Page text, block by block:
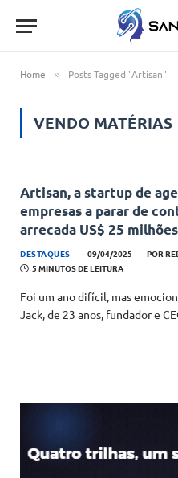
Home » Posts Tagged "Artisan"
VENDO
Artisan, a startup de
empresas a parar de
arrecada US$ 25 milhões
DESTAQUES 09/04/2025 POR
5 MINUTOS DE LEITURA
Foi um ano difícil, mas
Jack, de 23 anos, fundador e